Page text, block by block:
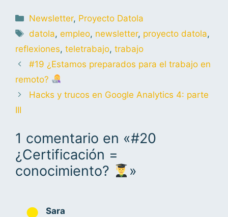
Newsletter, Proyecto Datola
datola,empleo, newsletter, proyecto datola,
reflexiones, teletrabajo, trabajo
#19 ¿Estamos preparados para el trabajo en
remoto?
Hacks y trucos en Google Analytics 4: parte
III
1 comentario en «#20
¿Certificación =
conocimiento?
»
Sara